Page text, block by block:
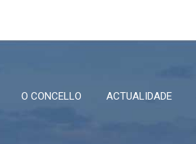
O CONCELLO ACTUALIDADE